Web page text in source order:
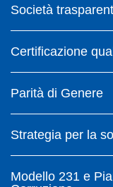
Società
Certificazione
Parità di Genere
Strategia per la
Modello 231 e